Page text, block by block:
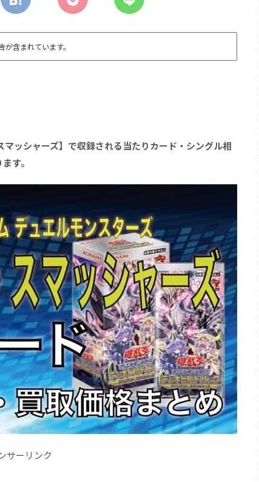
が含まれています。
ッシャーズ】で収録される当たりカード・シングル相
す。
サーリンク